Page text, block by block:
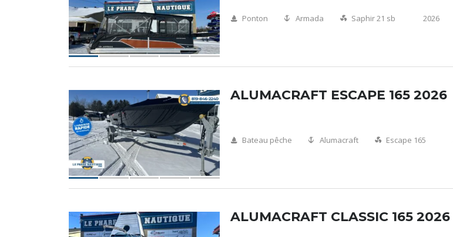
Ponton Armada Saphir 21 sb 2026
ALUMACRAFT ESCAPE 165 2026
Bateau pêche Alumacraft Escape 165
ALUMACRAFT CLASSIC 165 2026